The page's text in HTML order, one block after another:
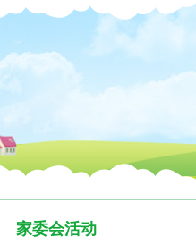
家委会活动